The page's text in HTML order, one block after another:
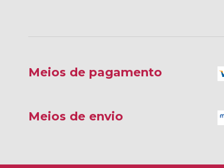
Meios de pagamento
Meios de envio